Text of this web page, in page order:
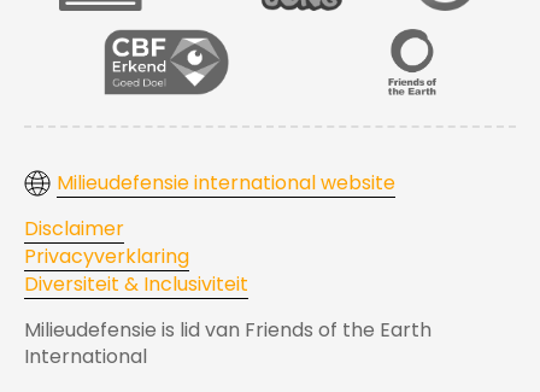
Milieudefensie international website
Disclaimer
Privacyverklaring
Diversiteit & Inclusiviteit
Milieudefensie is lid van Friends of the Earth
International